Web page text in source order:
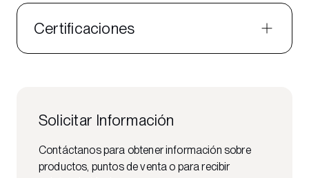
Certificaciones
Solicitar Información
Contáctanos para obtener información sobre
productos, puntos de venta o para recibir